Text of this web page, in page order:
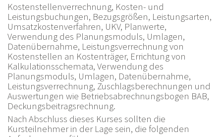
Kostenstellenverrechnung, Kosten- und
Leistungsbuchungen, Bezugsgrößen, Leistungsarten,
Umsatzkostenverfahren, UKV, Planwerte,
Verwendung des Planungsmoduls, Umlagen,
Datenübernahme, Leistungsverrechnung von
Kostenstellen an Kostenträger, Errichtung von
Kalkulationsschemata, Verwendung des
Planungsmoduls, Umlagen, Datenübernahme,
Leistungsverrechnung, Zuschlagsberechnungen und
Auswertungen wie Betriebsabrechnungsbogen BAB,
Deckungsbeitragsrechnung.
Nach Abschluss dieses Kurses sollten die
Kursteilnehmer in der Lage sein, die folgenden